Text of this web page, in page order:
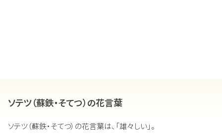
ソテツ（蘇鉄・そてつ）の花言葉
ソテツ（蘇鉄・そてつ）の花言葉は、「雄々しい」。